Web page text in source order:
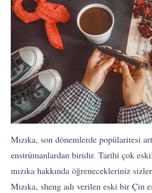
Mızıka, son dönemlerde popülaritesi
enstrümanlardan biridir. Tarihi çok
mızıka hakkında öğrenecekleriniz
Mızıka, sheng adı verilen eski bir Çin